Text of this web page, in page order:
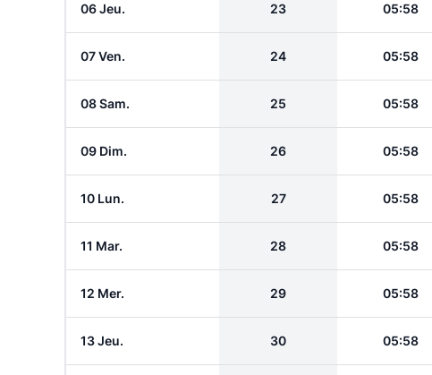
06 Jeu. 23 05:58
07 Ven. 24 05:58
08 Sam. 25 05:58
09 Dim. 26 05:58
10 Lun. 27 05:58
11 Mar. 28 05:58
12 Mer. 29 05:58
13 Jeu. 30 05:58